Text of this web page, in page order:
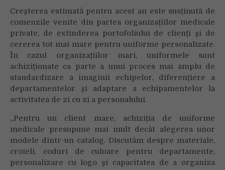
Creșterea estimată pentru acest an este susținută de
comenzile venite din partea organizațiilor medicale
private, de extinderea portofoliului de clienți și de
cererea tot mai mare pentru uniforme personalizate.
În cazul organizațiilor mari, uniformele sunt
achiziționate ca parte a unui proces mai amplu de
standardizare a imaginii echipelor, diferențiere a
departamentelor și adaptare a echipamentelor la
activitatea de zi cu zi a personalului.
„Pentru un client mare, achiziția de uniforme
medicale presupune mai mult decât alegerea unor
modele dintr-un catalog. Discutăm despre materiale,
croieli, coduri de culoare pentru departamente,
personalizare cu logo și capacitatea de a organiza